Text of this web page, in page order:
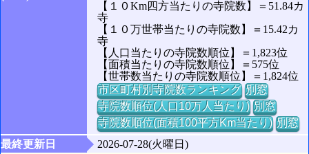
【１０Km四方当たりの寺院数】＝51.84カ
寺
【１０万世帯当たりの寺院数】＝15.42カ
寺
【人口当たりの寺院数順位】＝1,823位
【面積当たりの寺院数順位】＝575位
【世帯数当たりの寺院数順位】＝1,824位
市区町村別寺院数ランキング 別窓
寺院数順位(人口10万人当たり) 別窓
寺院数順位(面積100平方Km当たり) 別窓
最終更新日
2026-07-28(火曜日)